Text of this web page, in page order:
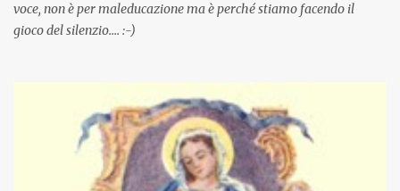
voce, non è per maleducazione ma è perché stiamo facendo il
gioco del silenzio.... :-)